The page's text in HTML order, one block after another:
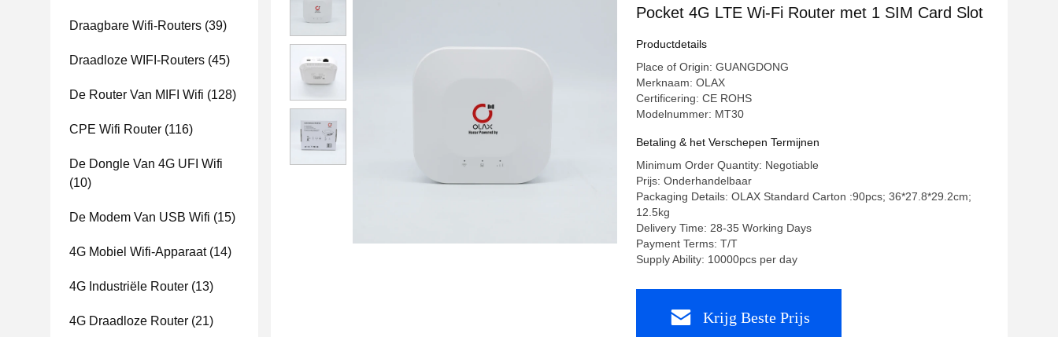
Draagbare Wifi-Routers (39)
Draadloze WIFI-Routers (45)
De Router Van MIFI Wifi (128)
CPE Wifi Router (116)
De Dongle Van 4G UFI Wifi
(10)
De Modem Van USB Wifi (15)
4G Mobiel Wifi-Apparaat(14)
4G Industriële Router (13)
4G Draadloze Router (21)
Pocket 4G LTE Wi-Fi Router met 1 SIM Card Slot
Productdetails
Place of Origin: GUANGDONG
Merknaam: OLAX
Certificering: CE ROHS
Modelnummer: MT30
Betaling & het Verschepen Termijnen
Minimum Order Quantity: Negotiable
Prijs: Onderhandelbaar
Packaging Details: OLAX Standard Carton :90pcs; 36*27.8*29.2cm;
12.5kg
Delivery Time: 28-35 Working Days
Payment Terms: T/T
Supply Ability: 10000pcs per day
Krijg Beste Prijs